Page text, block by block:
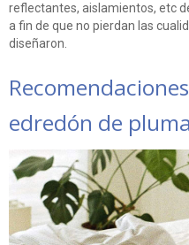
reflectantes, aislamientos, etc
a fin de que no pierdan las
diseñaron.
edredón de